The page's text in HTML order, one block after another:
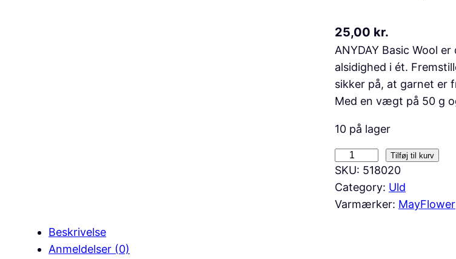
25,00 kr.
ANYDAY Basic Wool
alsidighed i ét.
sikker på, at garnet er
Med en vægt på 50 g
10 på lager
a
y
f
Tilføj til kurv
SKU: 518020
Category: Uld
Varmærker: MayFlower
Beskrivelse
Anmeldelser (0)